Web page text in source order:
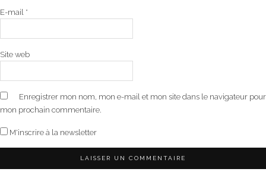
E-mail *
Site web
Enregistrer mon nom, mon e-mail et mon site dans le navigateur pour
mon prochain commentaire.
M'inscrire à la newsletter